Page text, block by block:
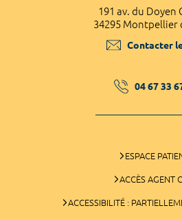
191 av. du Doyen
34295 Montpellier
Contacter
04 67 33
ESPACE
ACCÈS AGENT
ACCESSIBILITÉ :